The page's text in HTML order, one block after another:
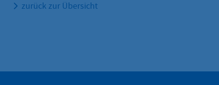
zurück zur Übersicht